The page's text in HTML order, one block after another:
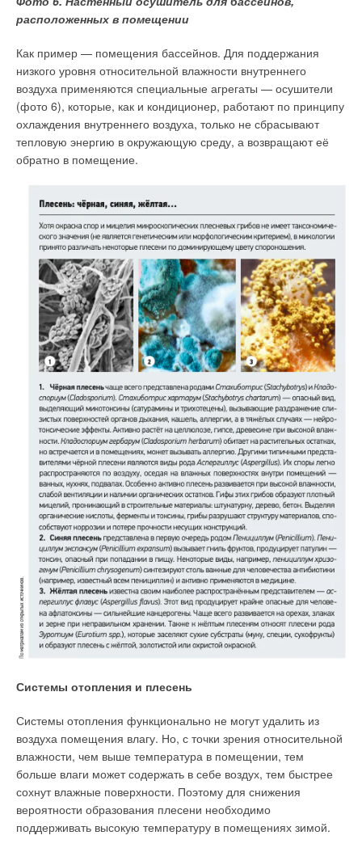
расположенных в помещении
Как пример — помещения бассейнов. Для поддержания
низкого уровня относительной влажности внутреннего
воздуха применяются специальные агрегаты — осушители
(фото 6), которые, как и кондиционер, работают по принципу
охлаждения внутреннего воздуха, только не сбрасывают
тепловую энергию в окружающую среду, а возвращают её
обратно в помещение.
Системы отопления и плесень
Системы отопления функционально не могут удалить из
воздуха помещения влагу. Но, с точки зрения относительной
влажности, чем выше температура в помещении, тем
больше влаги может содержать в себе воздух, тем быстрее
сохнут влажные поверхности. Поэтому для снижения
вероятности образования плесени необходимо
поддерживать высокую температуру в помещениях зимой.